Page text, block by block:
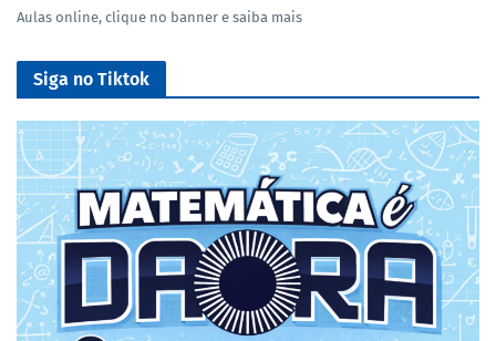
Aulas online, clique no banner e saiba mais
Siga no Tiktok